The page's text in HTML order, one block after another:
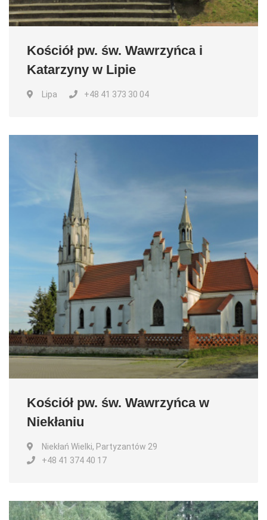
Kościół pw. św. Wawrzyńca i
Katarzyny w Lipie
Lipa +48 41 373 30 04
Kościół pw. św. Wawrzyńca w
Niekłaniu
Niekłań Wielki, Partyzantów 29
+48 41 374 40 17